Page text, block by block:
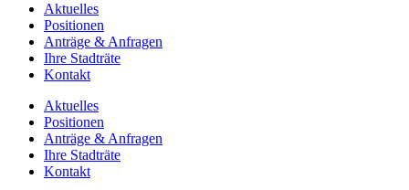
Aktuelles
Positionen
Anträge & Anfragen
Ihre Stadträte
Kontakt
Aktuelles
Positionen
Anträge & Anfragen
Ihre Stadträte
Kontakt